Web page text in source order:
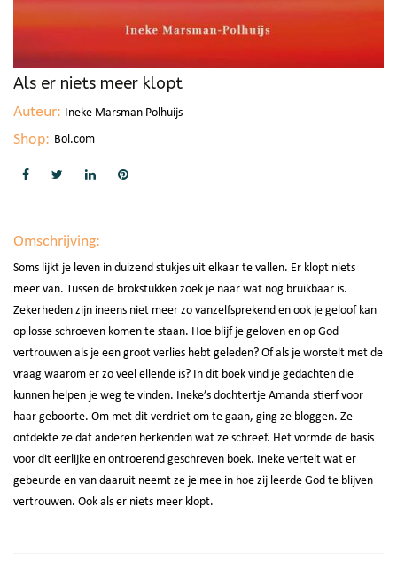
Als er niets meer klopt
Auteur: Ineke Marsman Polhuijs
Shop: Bol.com
Omschrijving:
Soms lijkt je leven in duizend stukjes uit elkaar te vallen. Er klopt niets
meer van. Tussen de brokstukken zoek je naar wat nog bruikbaar is.
Zekerheden zijn ineens niet meer zo vanzelfsprekend en ook je geloof kan
op losse schroeven komen te staan. Hoe blijf je geloven en op God
vertrouwen als je een groot verlies hebt geleden? Of als je worstelt met de
vraag waarom er zo veel ellende is? In dit boek vind je gedachten die
kunnen helpen je weg te vinden. Ineke’s dochtertje Amanda stierf voor
haar geboorte. Om met dit verdriet om te gaan, ging ze bloggen. Ze
ontdekte ze dat anderen herkenden wat ze schreef. Het vormde de basis
voor dit eerlijke en ontroerend geschreven boek. Ineke vertelt wat er
gebeurde en van daaruit neemt ze je mee in hoe zij leerde God te blijven
vertrouwen. Ook als er niets meer klopt.